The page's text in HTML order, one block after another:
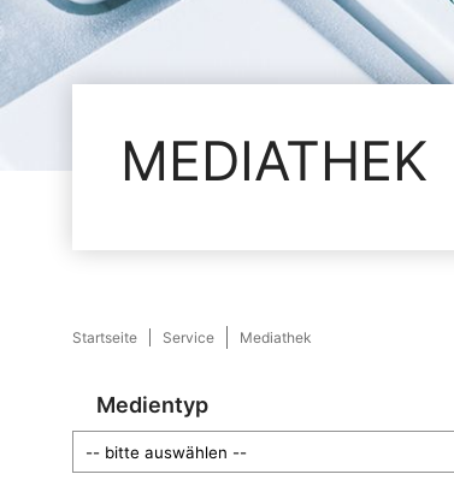
MEDIATHEK
Startseite Service Mediathek
Medientyp